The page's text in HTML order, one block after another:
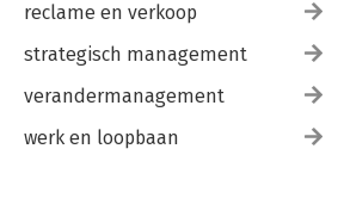
reclame en verkoop
strategisch management
verandermanagement
werk en loopbaan